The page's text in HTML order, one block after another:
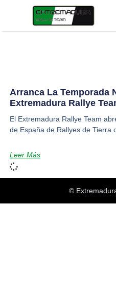
Arranca La Temporada
Extremadura Rallye
El Extremadura Rallye Team
de España de Rallyes de Tierra
Leer Más
©